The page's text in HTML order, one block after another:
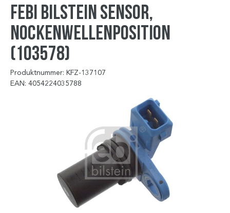
FEBI BILSTEIN Sensor,
Nockenwellenposition
(103578)
Produktnummer: KFZ-137107
EAN: 4054224035788